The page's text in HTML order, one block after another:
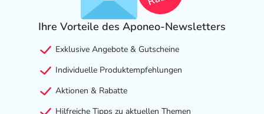
Ihre Vorteile des Aponeo-Newsletters
Exklusive Angebote & Gutscheine
Individuelle Produktempfehlungen
Aktionen & Rabatte
Hilfreiche Tipps zu aktuellen Themen